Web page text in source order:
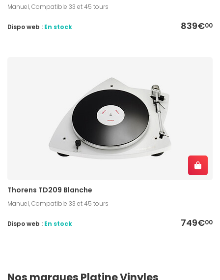
Manuel, Compatible 33 et 45 tours
839€00
Dispo web : En stock
Thorens TD209 Blanche
Manuel, Compatible 33 et 45 tours
749€00
Dispo web : En stock